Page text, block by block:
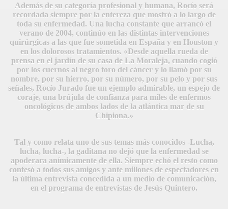
Además de su categoría profesional y humana, Rocío será
recordada siempre por la entereza que mostró a lo largo de
toda su enfermedad. Una lucha constante que arrancó el
verano de 2004, continúo en las distintas intervenciones
quirúrgicas a las que fue sometida en España y en Houston y
en los dolorosos tratamientos. «Desde aquella rueda de
prensa en el jardín de su casa de La Moraleja, cuando cogió
por los cuernos al negro toro del cáncer y lo llamó por su
nombre, por su hierro, por su número, por su pelo y por sus
señales, Rocío Jurado fue un ejemplo admirable, un espejo de
coraje, una brújula de confianza para miles de enfermos
oncológicos de ambos lados de la atlántica mar de su
Chipiona.»
Tal y como relata uno de sus temas más conocidos -Lucha,
lucha, lucha-, la gaditana no dejó que la enfermedad se
apoderara anímicamente de ella. Siempre echó el resto como
confesó a todos sus amigos y ante millones de espectadores en
la última entrevista concedida a un medio de comunicación,
en el programa de entrevistas de Jesús Quintero.